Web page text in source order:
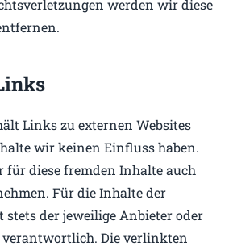
werden wir diese
Links zu externen Websites
wir keinen Einfluss haben.
für diese fremden Inhalte auch
Für die Inhalte der
der jeweilige Anbieter oder
verantwortlich. Die verlinkten